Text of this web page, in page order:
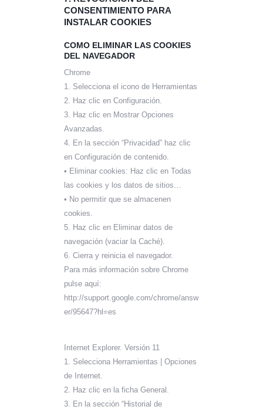
CONSENTIMIENTO PARA
INSTALAR COOKIES
COMO ELIMINAR LAS COOKIES
DEL NAVEGADOR
Chrome
1. Selecciona el icono de Herramientas
2. Haz clic en Configuración.
3. Haz clic en Mostrar Opciones
Avanzadas.
4. En la sección “Privacidad” haz clic
en Configuración de contenido.
• Eliminar cookies: Haz clic en Todas
las cookies y los datos de sitios…
• No permitir que se almacenen
cookies.
5. Haz clic en Eliminar datos de
navegación (vaciar la Caché).
6. Cierra y reinicia el navegador.
Para más información sobre Chrome
pulse aquí:
http://support.google.com/chrome/answ
er/95647?hl=es
Internet Explorer. Versión 11
1. Selecciona Herramientas | Opciones
de Internet.
2. Haz clic en la ficha General.
3. En la sección “Historial de